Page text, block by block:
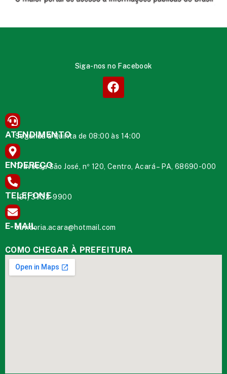
Siga-nos no Facebook
ATENDIMENTO
Segunda à Quinta de 08:00 às 14:00
ENDEREÇO
Travessa São José, nº 120, Centro, Acará – PA, 68690-000
TELEFONE
(91) 3732-9900
E-MAIL
ouvidoria.acara@hotmail.com
COMO CHEGAR À PREFEITURA